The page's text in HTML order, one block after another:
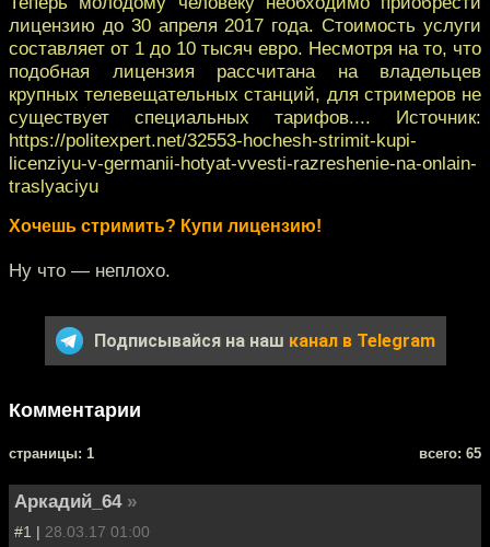
лицензию до 30 апреля 2017 года. Стоимость услуги
составляет от 1 до 10 тысяч евро. Несмотря на то, что
подобная лицензия рассчитана на владельцев
крупных телевещательных станций, для стримеров не
существует специальных тарифов.... Источник:
https://politexpert.net/32553-hochesh-strimit-kupi-
licenziyu-v-germanii-hotyat-vvesti-razreshenie-na-onlain-
traslyaciyu
Хочешь стримить? Купи лицензию!
Ну что — неплохо.
Подписывайся на наш канал в Telegram
Комментарии
cтраницы: 1 всего: 65
Аркадий_64 »
#1 | 28.03.17 01:00